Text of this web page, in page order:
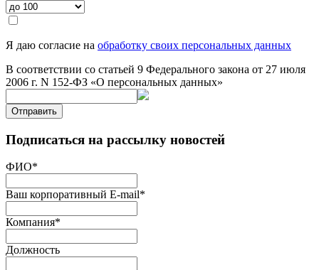
Я даю согласие на обработку своих персональных данных
В соответствии со статьей 9 Федерального закона от 27 июля
2006 г. N 152-ФЗ «О персональных данных»
Отправить
Подписаться на рассылку новостей
ФИО*
Ваш корпоративный E-mail*
Компания*
Должность